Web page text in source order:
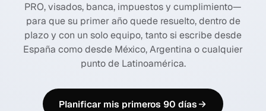
PRO, visados, banca, impuestos y cumplimiento—
para que su primer año quede resuelto, dentro de
plazo y con un solo equipo, tanto si escribe desde
España como desde México, Argentina o cualquier
punto de Latinoamérica.
Planificar mis primeros 90 días